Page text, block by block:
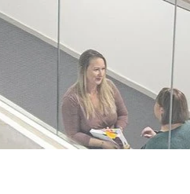
zum Inhalt